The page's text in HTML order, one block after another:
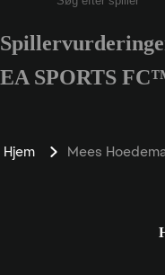
Enter a
EA SPORTS
Hjem Mees